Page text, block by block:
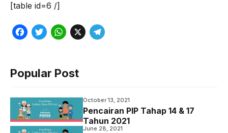
[table id=6 /]
F
e
b
o
o
T
t
t
r
W
t
s
A
p
X
T
r
a
Popular Post
October 13, 2021
Pencairan PIP Tahap 14 & 17
Tahun 2021
June 28, 2021